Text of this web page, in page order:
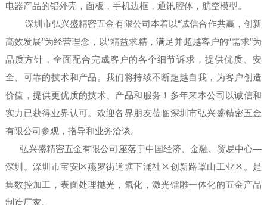
电器产品的铝外壳，面板，手机边框，通讯腔体，航空模型。
深圳市弘兴盛精密五金有限公司本着以“诚信合作共赢，创新
高效发展”为经营理念，以“精益求精，满足并超越客户的“需求”为
品质方针，全面配合完成客户的各个细节诉求，提供优质、安
全、可靠的技术和产品。我们将持续不断超越自我，为客户创造
价值，提供更优质的技术、产品和服务！多年来本公司以诚信和
实力已获得业界认可。欢迎各界朋友莅临深圳市弘兴盛精密五金
有限公司参观，指导和业务洽谈。
弘兴盛精密五金有限公司座落于中国经济、金融、贸易中心—
深圳。深圳市宝安区燕罗街道塘下涌社区创新路罩山工业区。是
集数控加工，表面处理抛光，氧化，激光镭雕一体化的五金产品
制造厂家。